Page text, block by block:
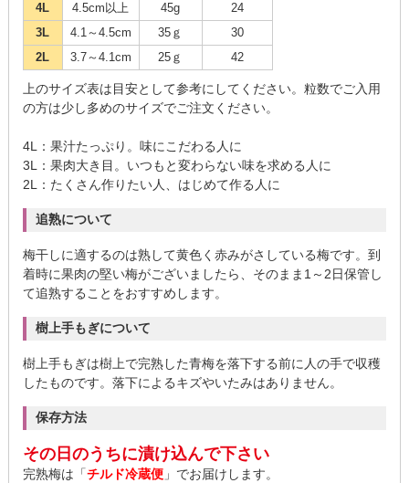
4L
4.5cm以上 45g
24
3L
4.1～4.5cm 35ｇ
30
2L
3.7～4.1cm 25ｇ 42
上のサイズ表は目安として参考にしてください。粒数でご入用
の方は少し多めのサイズでご注文ください。
4L：果汁たっぷり。味にこだわる人に
3L：果肉大き目。いつもと変わらない味を求める人に
2L：たくさん作りたい人、はじめて作る人に
追熟について
梅干しに適するのは熟して黄色く赤みがさしている梅です。到
着時に果肉の堅い梅がございましたら、そのまま1～2日保管し
て追熟することをおすすめします。
樹上手もぎについて
樹上手もぎは樹上で完熟した青梅を落下する前に人の手で収穫
したものです。落下によるキズやいたみはありません。
保存方法
その日のうちに漬け込んで下さい
完熟梅は「 チルド冷蔵便」でお届けします。